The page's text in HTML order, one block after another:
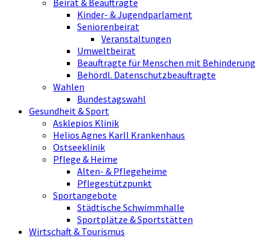
Kinder- & Jugendparlament
Seniorenbeirat
Veranstaltungen
Umweltbeirat
Beauftragte für Menschen mit Behinderung
Behördl. Datenschutzbeauftragte
Wahlen
Bundestagswahl
Gesundheit & Sport
Asklepios Klinik
Helios Agnes Karll Krankenhaus
Ostseeklinik
Pflege & Heime
Alten- & Pflegeheime
Pflegestützpunkt
Sportangebote
Städtische Schwimmhalle
Sportplätze & Sportstätten
Wirtschaft & Tourismus